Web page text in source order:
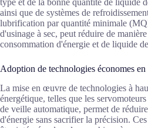
type et de la bonne quantité de liquide
ainsi que de systèmes de
lubrification par quantité minimale
d'usinage à sec, peut réduire de
consommation d'énergie et de liquide
Adoption de technologies économes en
La mise en œuvre de technologies à
énergétique, telles que les
de veille automatique, permet de
d'énergie sans sacrifier la précision.